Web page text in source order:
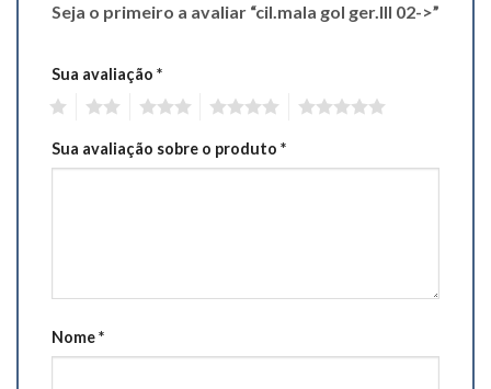
Seja o primeiro a avaliar “cil.mala gol ger.III 02->”
Sua avaliação *
Sua avaliação sobre o produto *
Nome*